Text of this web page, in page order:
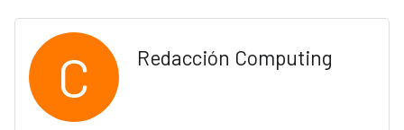
C Redacción Computing